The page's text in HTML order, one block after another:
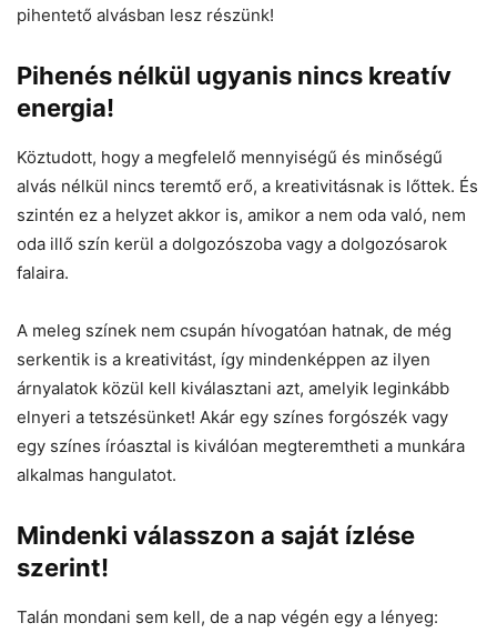
pihentető alvásban lesz részünk!
Pihenés nélkül ugyanis nincs kreatív
energia!
Köztudott, hogy a megfelelő mennyiségű és minőségű
alvás nélkül nincs teremtő erő, a kreativitásnak is lőttek. És
szintén ez a helyzet akkor is, amikor a nem oda való, nem
oda illő szín kerül a dolgozószoba vagy a dolgozósarok
falaira.
A meleg színek nem csupán hívogatóan hatnak, de még
serkentik is a kreativitást, így mindenképpen az ilyen
árnyalatok közül kell kiválasztani azt, amelyik leginkább
elnyeri a tetszésünket! Akár egy színes forgószék vagy
egy színes íróasztal is kiválóan megteremtheti a munkára
alkalmas hangulatot.
Mindenki válasszon a saját ízlése
szerint!
Talán mondani sem kell, de a nap végén egy a lényeg: